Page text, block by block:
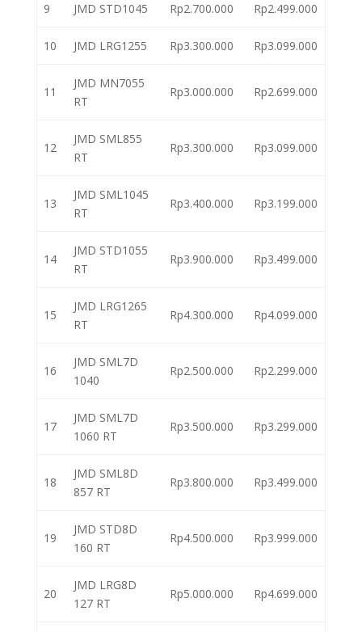
9 JMD STD1045 Rp2.700.000 Rp2.499.000
10 JMD LRG1255 Rp3.300.000 Rp3.099.000
11
JMD MN7055
RT
Rp3.000.000 Rp2.699.000
12
JMD SML855
RT
Rp3.300.000 Rp3.099.000
13
JMD SML1045
RT
Rp3.400.000 Rp3.199.000
14
JMD STD1055
RT
Rp3.900.000 Rp3.499.000
15
JMD LRG1265
RT
Rp4.300.000 Rp4.099.000
16
JMD SML7D
1040
Rp2.500.000 Rp2.299.000
17
JMD SML7D
1060 RT
Rp3.500.000 Rp3.299.000
18
JMD SML8D
857 RT
Rp3.800.000 Rp3.499.000
19
JMD STD8D
160 RT
Rp4.500.000 Rp3.999.000
20
JMD LRG8D
127 RT
Rp5.000.000 Rp4.699.000